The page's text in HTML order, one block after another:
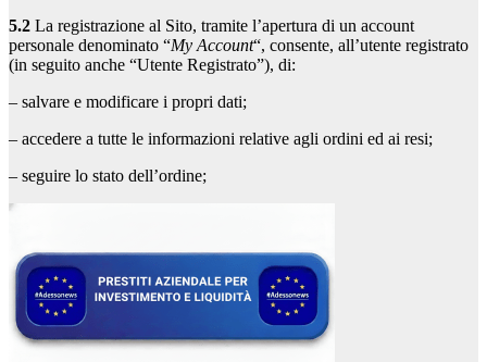
5.2 La registrazione al Sito, tramite l’apertura di un account
personale denominato “My Account“, consente, all’utente registrato
(in seguito anche “Utente Registrato”), di:
– salvare e modificare i propri dati;
– accedere a tutte le informazioni relative agli ordini ed ai resi;
– seguire lo stato dell’ordine;